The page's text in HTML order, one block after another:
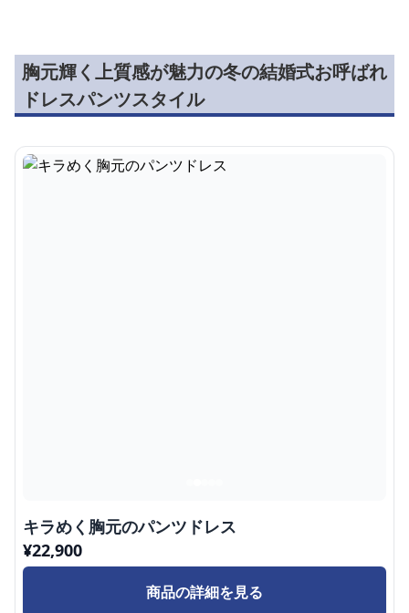
胸元輝く上質感が魅力の冬の結婚式お呼ばれ
ドレスパンツスタイル
キラめく胸元のパンツドレス
¥22,900
商品の詳細を見る